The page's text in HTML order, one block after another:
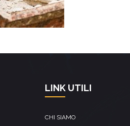
LINK UTILI
CHI SIAMO